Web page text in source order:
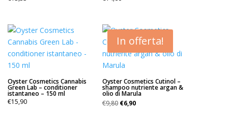
Oyster Cosmetics Cannabis
Green Lab – conditioner
istantaneo – 150 ml
€15,90
In offerta!
Oyster Cosmetics Cutinol –
shampoo nutriente argan &
olio di Marula
€9,80 Il
€6,90Il